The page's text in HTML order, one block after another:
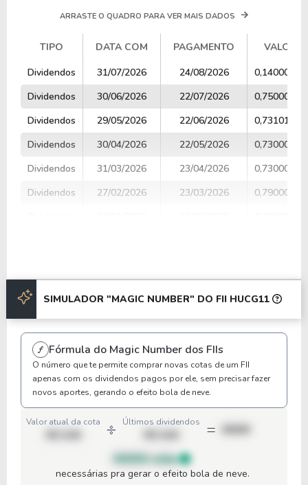
ARRASTE O QUADRO PARA VER MAIS DADOS
TIPO DATA COM PAGAMENTO
VALOR
TIPO
DATA COM PAGAMENTO VALOR
Dividendos 31/07/2026 24/08/2026
0,14000000
Dividendos
30/06/2026 22/07/2026
0,75000000
Dividendos
29/05/2026 22/06/2026
0,73101000
Dividendos
30/04/2026 22/05/2026
0,73000000
Dividendos
31/03/2026 23/04/2026
0,73000000
Dividendos
27/02/2026 23/03/2026
0,79000000
Dividendos
Anterior Próxima
SIMULADOR "MAGIC NUMBER" DO FII HUCG11
Fórmula do Magic Number dos FIIs
O número que te permite comprar novas cotas de um FII
apenas com os dividendos pagos por ele, sem precisar fazer
novos aportes, gerando o efeito bola de neve.
Valor atual da cota Últimos dividendos
00000 cotas
necessárias pra gerar o efeito bola de neve.